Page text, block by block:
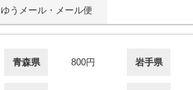
ゆうメール・メール便
青森県 800円 岩手県